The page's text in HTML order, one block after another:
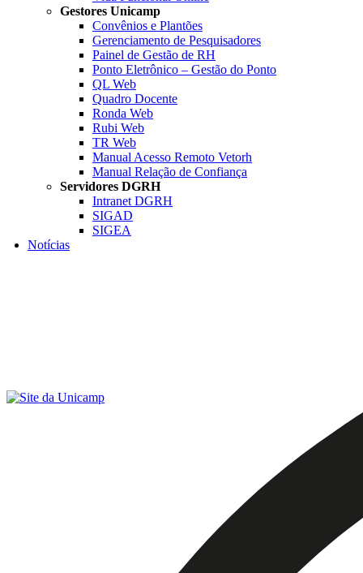
Gestores Unicamp
Convênios e Plantões
Gerenciamento de Pesquisadores
Painel de Gestão de RH
Ponto Eletrônico – Gestão do Ponto
QL Web
Quadro Docente
Ronda Web
Rubi Web
TR Web
Manual Acesso Remoto Vetorh
Manual Relação de Confiança
Servidores DGRH
Intranet DGRH
SIGAD
SIGEA
Notícias